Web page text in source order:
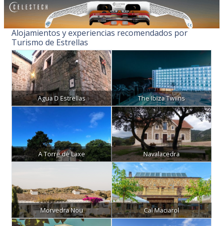
Alojamientos y experiencias recomendados por
Turismo de Estrellas
Agua D Estrellas The Ibiza Twiins
A Torre de Laxe Navalacedra
Morvedra Nou Cal Maciarol